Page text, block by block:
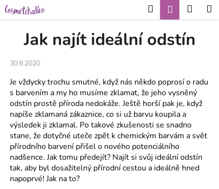
Přejít
na
obsah
HledatPřihlášení
Jak najít ideální odstín
30.9.2020
Je vždycky trochu smutné, když nás někdo poprosí o radu
s barvením a my ho musíme zklamat, že jeho vysněný
odstín prostě příroda nedokáže. Ještě horší pak je, když
napíše zklamaná zákaznice, co si už barvu koupila a
výsledek ji zklamal. Po takové zkušenosti se snadno
stane, že dotyčné uteče zpět k chemickým barvám a svět
přírodního barvení přišel o nového potenciálního
nadšence. Jak tomu předejít? Najít si svůj ideální odstín
tak, aby byl dosažitelný přírodní cestou a ideálně hned
napoprvé! Jak na to?
K
o
o
p
o
t
ř
e
b
u
j
e